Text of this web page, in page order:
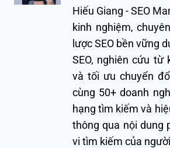
Hiếu Giang - SEO
kinh nghiệm,
lược SEO bền vững
SEO, nghiên cứu từ
và tối ưu chuyển
cùng 50+ doanh
hạng tìm kiếm và
thông qua nội dung
vi tìm kiếm của